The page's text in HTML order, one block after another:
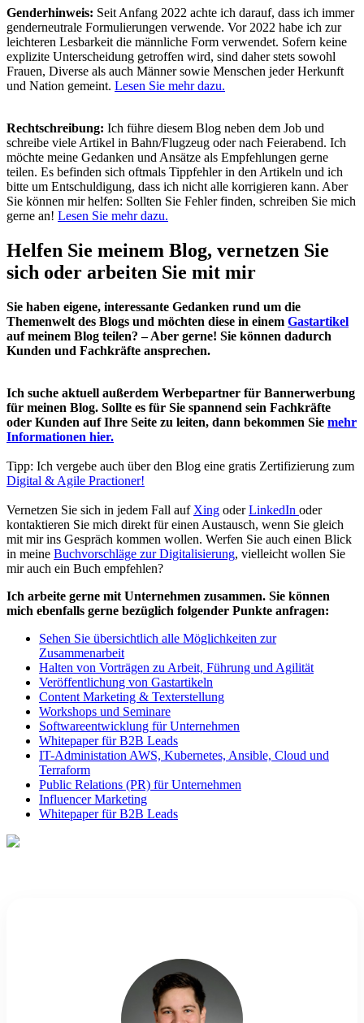
Genderhinweis: Seit Anfang 2022 achte ich darauf, dass ich immer
genderneutrale Formulierungen verwende. Vor 2022 habe ich zur
leichteren Lesbarkeit die männliche Form verwendet. Sofern keine
explizite Unterscheidung getroffen wird, sind daher stets sowohl
Frauen, Diverse als auch Männer sowie Menschen jeder Herkunft
und Nation gemeint. Lesen Sie mehr dazu.
Rechtschreibung: Ich führe diesem Blog neben dem Job und
schreibe viele Artikel in Bahn/Flugzeug oder nach Feierabend. Ich
möchte meine Gedanken und Ansätze als Empfehlungen gerne
teilen. Es befinden sich oftmals Tippfehler in den Artikeln und ich
bitte um Entschuldigung, dass ich nicht alle korrigieren kann. Aber
Sie können mir helfen: Sollten Sie Fehler finden, schreiben Sie mich
gerne an! Lesen Sie mehr dazu.
Helfen Sie meinem Blog, vernetzen Sie
sich oder arbeiten Sie mit mir
Sie haben eigene, interessante Gedanken rund um die
Themenwelt des Blogs und möchten diese in einem Gastartikel
auf meinem Blog teilen? – Aber gerne! Sie können dadurch
Kunden und Fachkräfte ansprechen.
Ich suche aktuell außerdem Werbepartner für Bannerwerbung
für meinen Blog. Sollte es für Sie spannend sein Fachkräfte
oder Kunden auf Ihre Seite zu leiten, dann bekommen Sie mehr
Informationen hier.
Tipp: Ich vergebe auch über den Blog eine gratis Zertifizierung zum
Digital & Agile Practioner!
Vernetzen Sie sich in jedem Fall auf Xing oderLinkedIn oder
kontaktieren Sie mich direkt für einen Austausch, wenn Sie gleich
mit mir ins Gespräch kommen wollen. Werfen Sie auch einen Blick
in meine Buchvorschläge zur Digitalisierung, vielleicht wollen Sie
mir auch ein Buch empfehlen?
Ich arbeite gerne mit Unternehmen zusammen. Sie können
mich ebenfalls gerne bezüglich folgender Punkte anfragen:
Sehen Sie übersichtlich alle Möglichkeiten zur
Zusammenarbeit
Halten von Vorträgen zu Arbeit, Führung und Agilität
Veröffentlichung von Gastartikeln
Content Marketing & Texterstellung
Workshops und Seminare
Softwareentwicklung für Unternehmen
Whitepaper für B2B Leads
IT-Administation AWS, Kubernetes, Ansible, Cloud und
Terraform
Public Relations (PR) für Unternehmen
Influencer Marketing
Whitepaper für B2B Leads